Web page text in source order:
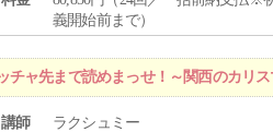
義開始前まで）
チャ先まで読めまっせ！～関西のカリ
講師
ラクシュミー